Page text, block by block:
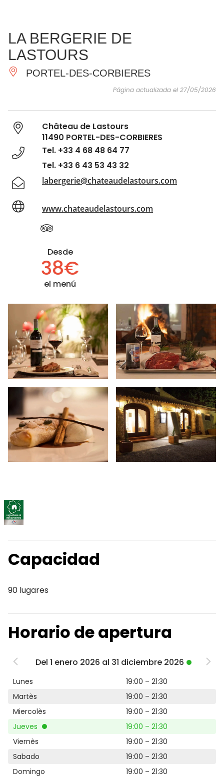
IMPRESCINDIBLES
HACER
LA BERGERIE DE
LASTOURS
PORTEL-DES-CORBIERES
Página actualizada el 27/05/2026
Château de Lastours
11490 PORTEL-DES-CORBIERES
Tel. +33 4 68 48 64 77
Tel. +33 6 43 53 43 32
labergerie@chateaudelastours.com
www.chateaudelastours.com
Desde
38€
el menú
Capacidad
90 lugares
Horario de apertura
Del 1 enero 2026 al 31 diciembre 2026
Lunes
19:00 – 21:30
Martès
19:00 – 21:30
Miercolès
19:00 – 21:30
Jueves
19:00 – 21:30
Viernès
19:00 – 21:30
Sabado
19:00 – 21:30
Domingo
19:00 – 21:30